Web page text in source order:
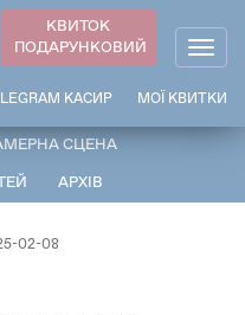
КВИТОК
ПОДАРУНКОВИЙ
МОЇ КВИТКИ
КАСИР
СЦЕНА
АРХІВ
02-08